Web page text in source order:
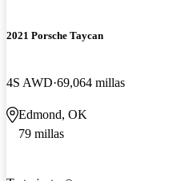
2021 Porsche Taycan
4S AWD 69,064 millas
Edmond, OK
79 millas